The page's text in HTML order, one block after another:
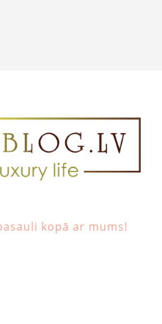
kopā ar mums!